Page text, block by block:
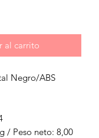
al carrito
Negro/ABS
/ Peso neto: 8,00